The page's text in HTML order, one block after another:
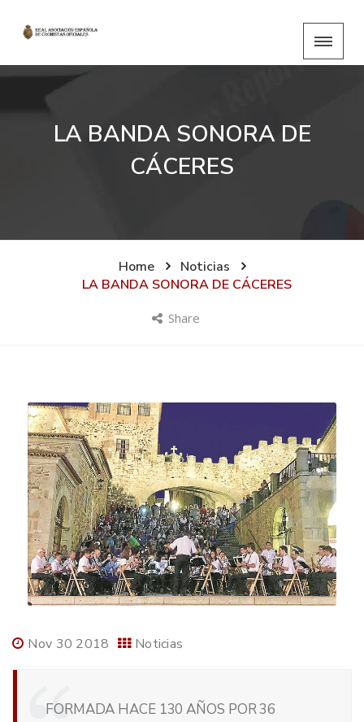
LA BANDA SONORA DE
CÁCERES
Home
Noticias
LA BANDA SONORA DE CÁCERES
Share
Nov 30 2018 Noticias
FORMADA HACE 130 AÑOS POR 36